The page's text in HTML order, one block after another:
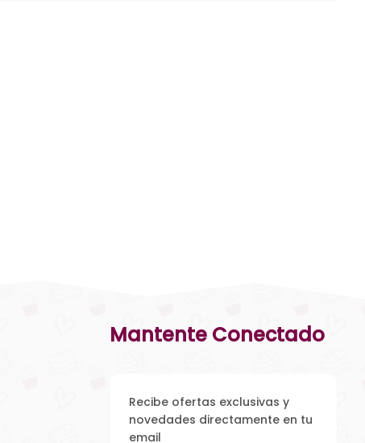
Mantente Conectado
Recibe ofertas exclusivas y
novedades directamente en tu
email